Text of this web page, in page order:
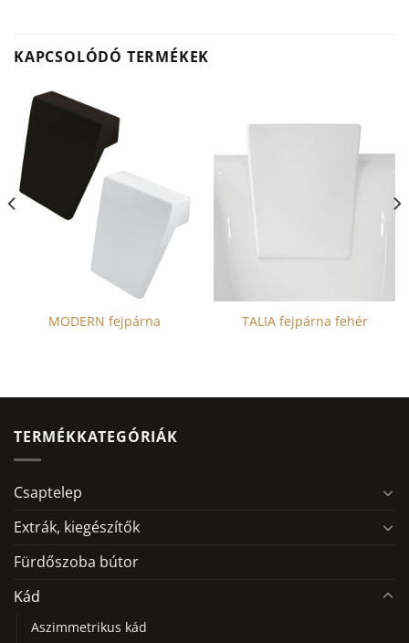
KAPCSOLÓDÓ TERMÉKEK
MODERN fejpárna
több
variációja
a
választhatók
TALIA fejpárna fehér
TERMÉKKATEGÓRIÁK
Csaptelep
Extrák, kiegészítők
Fürdőszoba bútor
Kád
Aszimmetrikus kád